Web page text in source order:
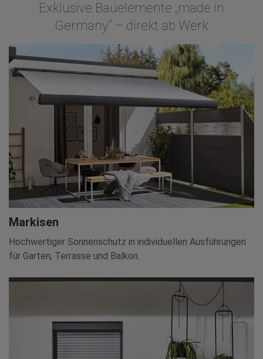
Exklusive Bauelemente „made in
Germany“ – direkt ab Werk
Markisen
Hochwertiger Sonnenschutz in individuellen Ausführungen
für Garten, Terrasse und Balkon.